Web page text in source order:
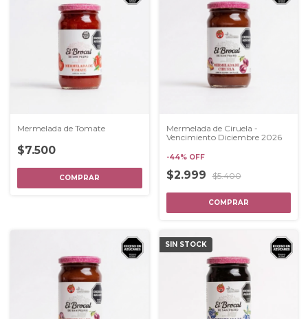
Mermelada de Tomate
$7.500
Mermelada de Ciruela -
Vencimiento Diciembre 2026
-44% OFF
$2.999 $5.400
SIN STOCK